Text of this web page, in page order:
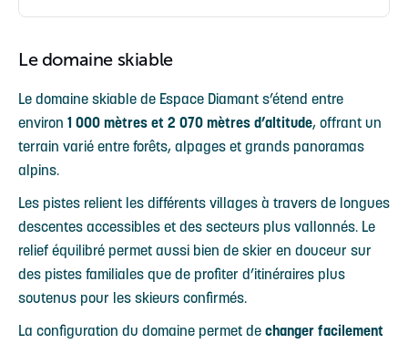
Le domaine skiable
Le domaine skiable de Espace Diamant s’étend entre
environ 1 000 mètres et 2 070 mètres d’altitude, offrant un
terrain varié entre forêts, alpages et grands panoramas
alpins.
Les pistes relient les différents villages à travers de longues
descentes accessibles et des secteurs plus vallonnés. Le
relief équilibré permet aussi bien de skier en douceur sur
des pistes familiales que de profiter d’itinéraires plus
soutenus pour les skieurs confirmés.
La configuration du domaine permet de changer facilement